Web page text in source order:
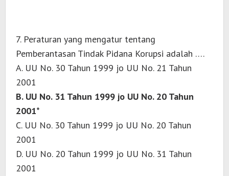
7. Peraturan yang mengatur tentang
Pemberantasan Tindak Pidana Korupsi adalah ….
A. UU No. 30 Tahun 1999 jo UU No. 21 Tahun
2001
B. UU No. 31 Tahun 1999 jo UU No. 20 Tahun
2001*
C. UU No. 30 Tahun 1999 jo UU No. 20 Tahun
2001
D. UU No. 20 Tahun 1999 jo UU No. 31 Tahun
2001